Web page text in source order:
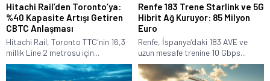
Hitachi Rail’den Toronto’ya:
%40 Kapasite Artışı Getiren
CBTC Anlaşması
Hitachi Rail, Toronto TTC'nin 16,3
millik Line 2 metrosu için...
Renfe 183 Trene Starlink ve 5G
Hibrit Ağ Kuruyor: 85 Milyon
Euro
Renfe, İspanya’daki 183 AVE ve
uzun mesafe trenine 10 Gbps...